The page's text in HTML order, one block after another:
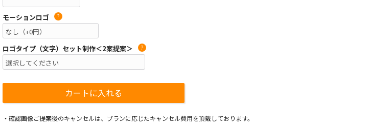
モーションロゴ ?
ロゴタイプ（文字）セット制作＜2案提案＞ ?
・確認画像ご提案後のキャンセルは、プランに応じたキャンセル費用を頂戴しております。